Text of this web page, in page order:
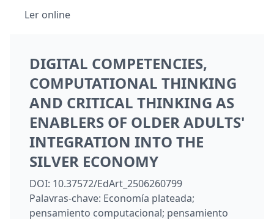
Ler online
DIGITAL COMPETENCIES,
COMPUTATIONAL THINKING
AND CRITICAL THINKING AS
ENABLERS OF OLDER ADULTS'
INTEGRATION INTO THE
SILVER ECONOMY
DOI: 10.37572/EdArt_2506260799
Palavras-chave: Economía plateada;
pensamiento computacional; pensamiento